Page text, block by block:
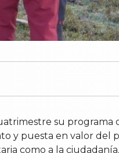
su
y puesta en valor del
como a la